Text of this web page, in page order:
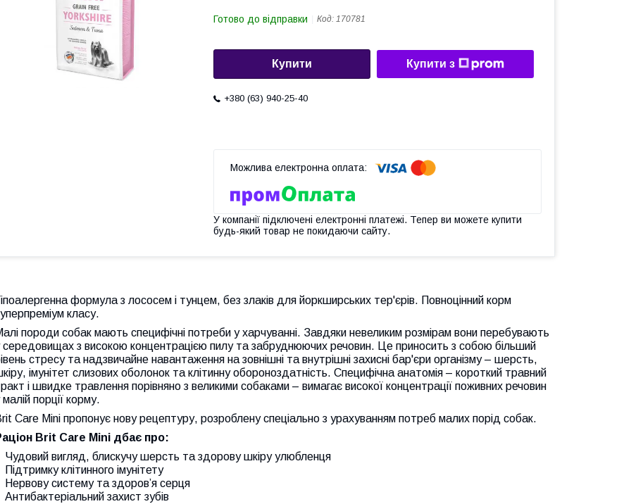
Готово до відправки Код: 170781
Купити Купити з
+380 (63) 940-25-40
У компанії підключені електронні платежі. Тепер ви можете купити
будь-який товар не покидаючи сайту.
формула з лососем і тунцем, без злаків для йоркширських тер'єрів. Повноцінний корм
класу.
породи собак мають специфічні потреби у харчуванні. Завдяки невеликим розмірам вони перебувають
середовищах з високою концентрацією пилу та забруднюючих речовин. Це приносить з собою більший
стресу та надзвичайне навантаження на зовнішні та внутрішні захисні бар'єри організму – шерсть,
імунітет слизових оболонок та клітинну обороноздатність. Специфічна анатомія – короткий травний
і швидке травлення порівняно з великими собаками – вимагає високої концентрації поживних речовин
малій порції корму.
Care Mini пропонує нову рецептуру, розроблену спеціально з урахуванням потреб малих порід собак.
Brit Care Mini дбає про:
Чудовий вигляд, блискучу шерсть та здорову шкіру улюбленця
Підтримку клітинного імунітету
Нервову систему та здоров’я серця
Антибактеріальний захист зубів